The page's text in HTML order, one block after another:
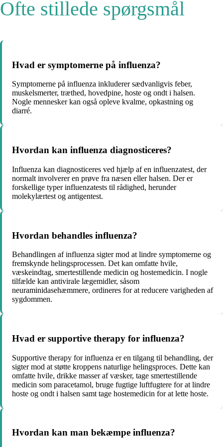
Ofte stillede spørgsmål
Hvad er symptomerne på influenza?
Symptomerne på influenza inkluderer sædvanligvis feber,
muskelsmerter, træthed, hovedpine, hoste og ondt i halsen.
Nogle mennesker kan også opleve kvalme, opkastning og
diarré.
Hvordan kan influenza diagnosticeres?
Influenza kan diagnosticeres ved hjælp af en influenzatest, der
normalt involverer en prøve fra næsen eller halsen. Der er
forskellige typer influenzatests til rådighed, herunder
molekylærtest og antigentest.
Hvordan behandles influenza?
Behandlingen af influenza sigter mod at lindre symptomerne og
fremskynde helingsprocessen. Det kan omfatte hvile,
væskeindtag, smertestillende medicin og hostemedicin. I nogle
tilfælde kan antivirale lægemidler, såsom
neuraminidasehæmmere, ordineres for at reducere varigheden af
​​sygdommen.
Hvad er supportive therapy for influenza?
Supportive therapy for influenza er en tilgang til behandling, der
sigter mod at støtte kroppens naturlige helingsproces. Dette kan
omfatte hvile, drikke masser af væsker, tage smertestillende
medicin som paracetamol, bruge fugtige luftfugtere for at lindre
hoste og ondt i halsen samt tage hostemedicin for at lette hoste.
Hvordan kan man bekæmpe influenza?